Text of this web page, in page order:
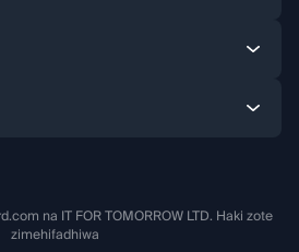
na IT FOR TOMORROW LTD. Haki zote
zimehifadhiwa